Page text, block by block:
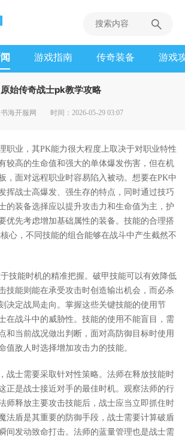
游戏指南 传奇装备 游戏
原始传奇战士pk教学攻略
海开服网 时间：2026-05-29 03:07
职业，其PK能力很大程度上取决于对职业特性
较高的生命值和强大的单体爆发伤害，但在机
，面对远程职业时容易陷入被动。想要在PK中
挥战士高爆发、强生存的特点，同时通过技巧
的装备选择应以提升攻击力和生命值为主，护
优先考虑增加基础属性的装备。技能的合理搭
心，不同技能的组合能够在战斗中产生截然不
技能时机的精准把握。破甲技能可以有效降低
技能则能在承受攻击时创造输出机会，而必杀
决定战局走向。掌握这些关键技能的使用节
在战斗中的威胁性。技能的使用不能盲目，需
和当前战况做出判断，面对高防御目标时使用
值敌人时选择增加攻击力的技能。
战士需要采取针对性策略。法师在释放技能时
正是战士接近对手的最佳时机。观察法师的行
师释放主要攻击技能后，战士应当立即抓住时
法盾是其重要的防御手段，战士需要计算破盾
间发动致命打击。法师的蓝量管理也是战士需